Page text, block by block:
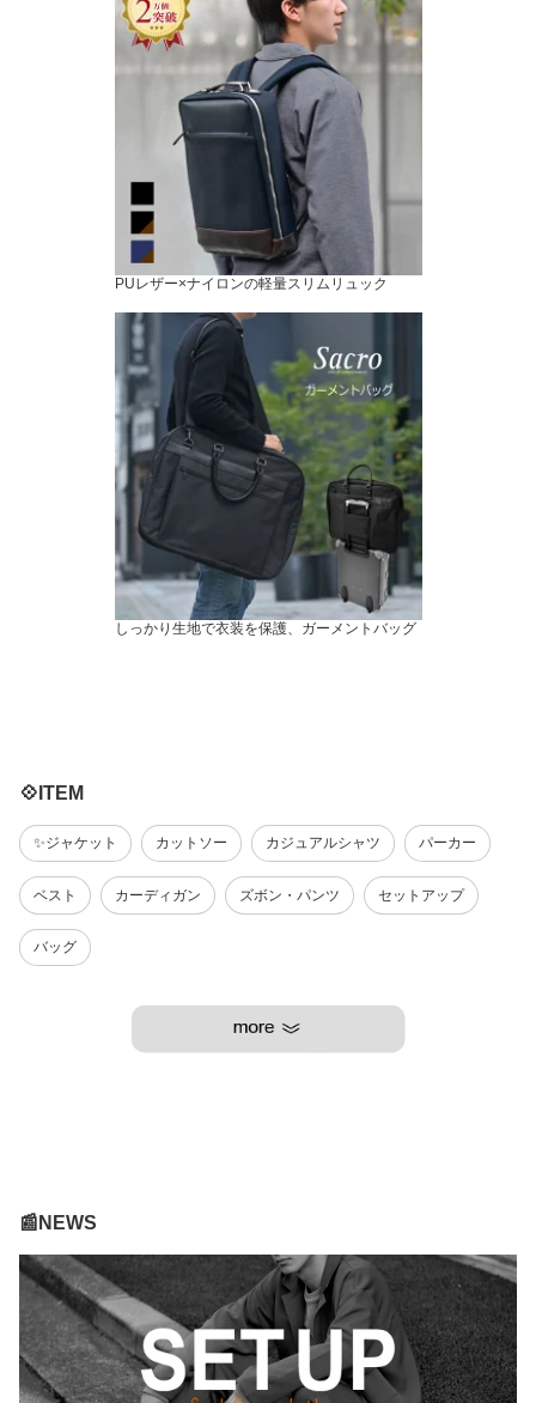
PUレザー×ナイロンの軽量スリムリュック
しっかり生地で衣装を保護、ガーメントバッグ
💠ITEM
✨ジャケット カットソー カジュアルシャツ パーカー
ベスト カーディガン ズボン・パンツ セットアップ
バッグ
📰NEWS